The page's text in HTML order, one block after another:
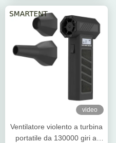
video
Ventilatore violento a turbina
portatile da 130000 giri al